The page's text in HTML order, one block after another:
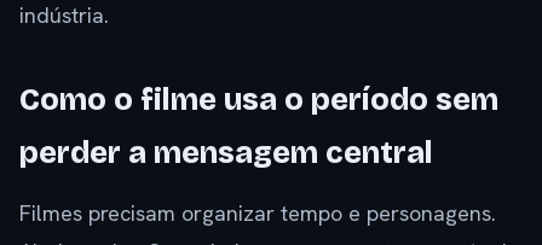
indústria.
Como o filme usa o período sem
perder a mensagem central
Filmes precisam organizar tempo e personagens.